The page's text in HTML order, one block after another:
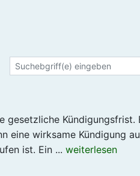
gesetzliche
eine wirksame Kündigung
ist. Ein ... weiterlesen